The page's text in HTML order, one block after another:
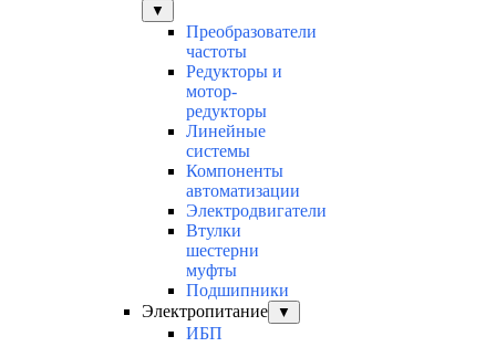
▼
Преобразователи
частоты
Редукторы и
мотор-
редукторы
Линейные
системы
Компоненты
автоматизации
Электродвигатели
Втулки
шестерни
муфты
Подшипники
Электропитание
▼
ИБП